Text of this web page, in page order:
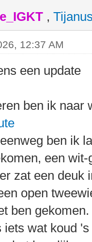
,
12:37 AM
een update
ben ik naar
ben ik
een
zat een deuk
open
ben gekomen.
iets wat koud